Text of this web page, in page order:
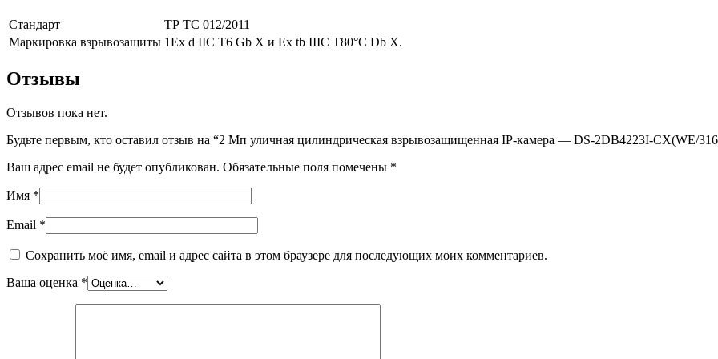
Стандарт
ТР ТС 012/2011
Маркировка взрывозащиты 1Ex d IIC T6 Gb Х и Ex tb IIIC T80°C Db Х.
Отзывы
Отзывов пока нет.
Будьте первым, кто оставил отзыв на “2 Мп уличная цилиндрическая взрывозащищенная IP-камера — DS-2DB4223I-CX(WE/
Ваш адрес email не будет опубликован. Обязательные поля помечены *
Имя *
Email *
Сохранить моё имя, email и адрес сайта в этом браузере для последующих моих комментариев.
Ваша оценка *